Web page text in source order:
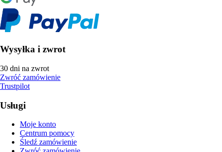
Wysyłka i zwrot
30 dni na zwrot
Zwróć zamówienie
Trustpilot
Usługi
Moje konto
Centrum pomocy
Śledź zamówienie